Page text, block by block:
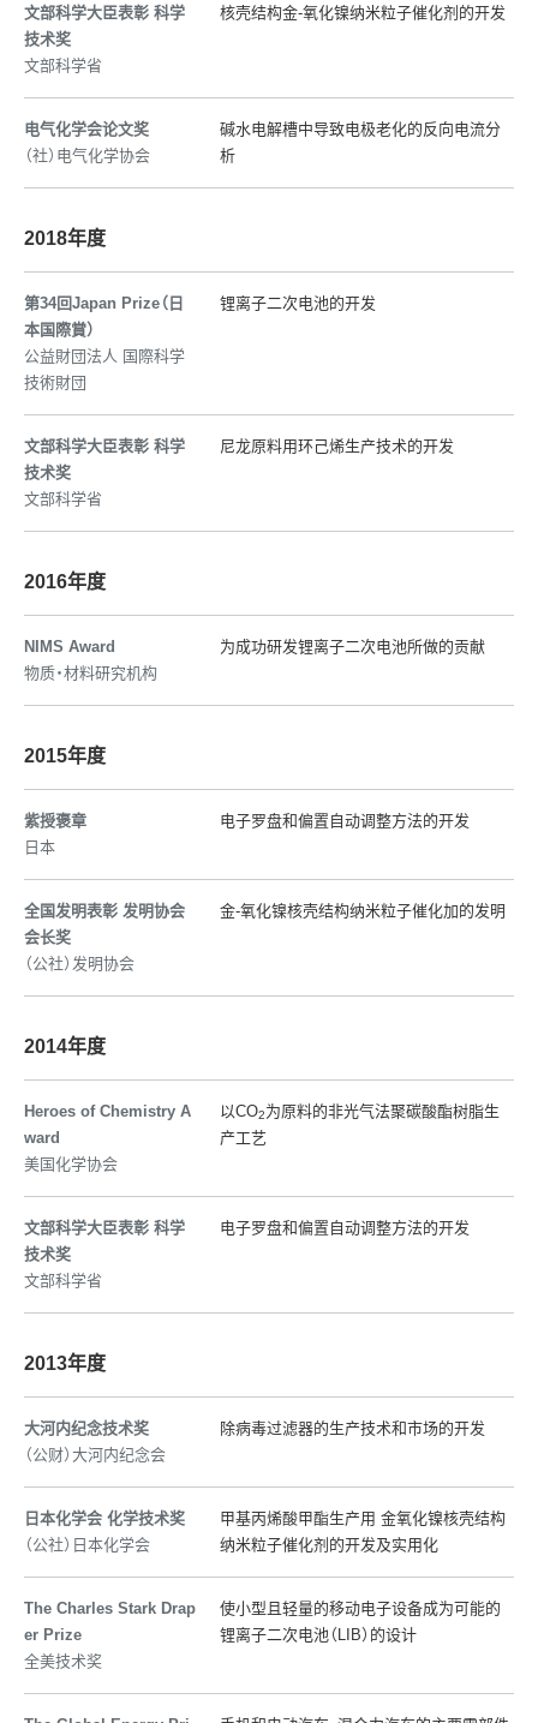
文部科学大臣表彰 科学
技术奖
文部科学省
核壳结构金-氧化镍纳米粒子催化剂的开发
电气化学会论文奖
（社）电气化学协会
碱水电解槽中导致电极老化的反向电流分
析
2018年度
第34回Japan Prize（日
本国際賞）
公益財団法人 国際科学
技術財団
锂离子二次电池的开发
文部科学大臣表彰 科学
技术奖
文部科学省
尼龙原料用环己烯生产技术的开发
2016年度
NIMS Award
物质・材料研究机构
为成功研发锂离子二次电池所做的贡献
2015年度
紫授褒章
日本
电子罗盘和偏置自动调整方法的开发
全国发明表彰 发明协会
会长奖
（公社）发明协会
金-氧化镍核壳结构纳米粒子催化加的发明
2014年度
Heroes of Chemistry A
ward
美国化学协会
以CO2为原料的非光气法聚碳酸酯树脂生
产工艺
文部科学大臣表彰 科学
技术奖
文部科学省
电子罗盘和偏置自动调整方法的开发
2013年度
大河内纪念技术奖
（公财）大河内纪念会
除病毒过滤器的生产技术和市场的开发
日本化学会 化学技术奖
（公社）日本化学会
甲基丙烯酸甲酯生产用 金氧化镍核壳结构
纳米粒子催化剂的开发及实用化
The Charles Stark Drap
er Prize
全美技术奖
使小型且轻量的移动电子设备成为可能的
锂离子二次电池（LIB）的设计